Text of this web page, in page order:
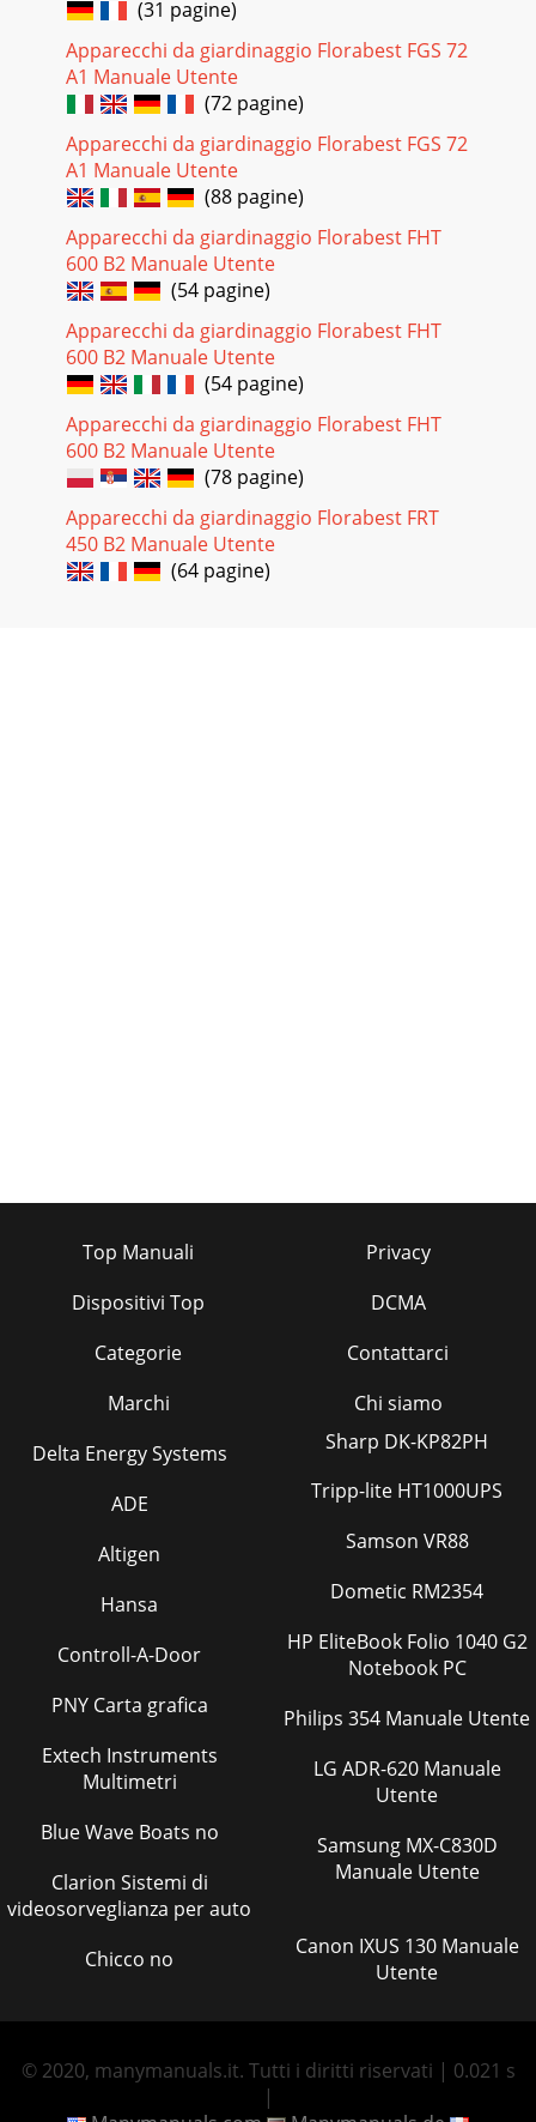
(31 pagine)
Apparecchi da giardinaggio Florabest FGS 72
A1 Manuale Utente
(72 pagine)
Apparecchi da giardinaggio Florabest FGS 72
A1 Manuale Utente
(88 pagine)
Apparecchi da giardinaggio Florabest FHT
600 B2 Manuale Utente
(54 pagine)
Apparecchi da giardinaggio Florabest FHT
600 B2 Manuale Utente
(54 pagine)
Apparecchi da giardinaggio Florabest FHT
600 B2 Manuale Utente
(78 pagine)
Apparecchi da giardinaggio Florabest FRT
450 B2 Manuale Utente
(64 pagine)
Top Manuali
Dispositivi Top
Categorie
Marchi
Privacy
DCMA
Contattarci
Chi siamo
Delta Energy Systems
ADE
Altigen
Hansa
Controll-A-Door
PNY Carta grafica
Extech Instruments
Multimetri
Blue Wave Boats no
Clarion Sistemi di
videosorveglianza per auto
Chicco no
Sharp DK-KP82PH
Tripp-lite HT1000UPS
Samson VR88
Dometic RM2354
HP EliteBook Folio 1040 G2
Notebook PC
Philips 354 Manuale Utente
LG ADR-620 Manuale
Utente
Samsung MX-C830D
Manuale Utente
Canon IXUS 130 Manuale
Utente
© 2020, manymanuals.it. Tutti i diritti riservati | 0.021 s
|